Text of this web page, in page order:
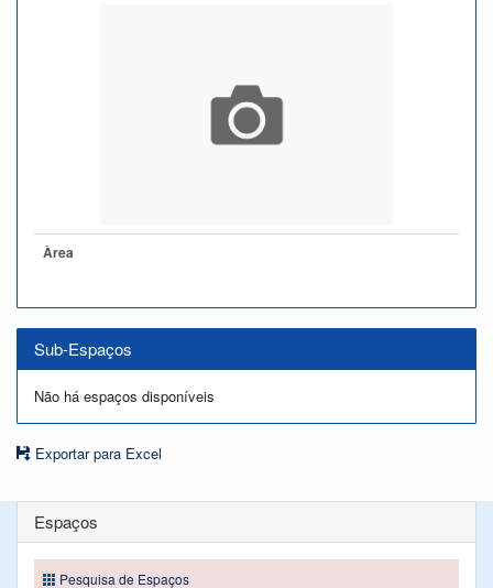
Àrea
Sub-Espaços
Não há espaços disponíveis
Exportar para Excel
Espaços
Pesquisa de Espaços